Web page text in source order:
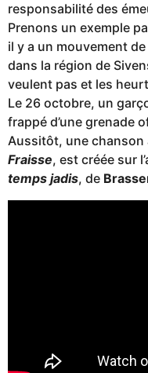
responsabilité des
Prenons un exemple
il y a un mouvement
dans la région de
veulent pas et les
Le 26 octobre, un
frappé d’une grenade
Aussitôt, une
Fraisse, est créée sur
temps jadis, de